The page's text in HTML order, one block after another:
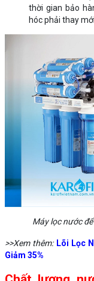
thời gian bảo
hóc phải thay mới.
Máy lọc nước
>>Xem thêm: Lõi Lọc
Giảm 35%